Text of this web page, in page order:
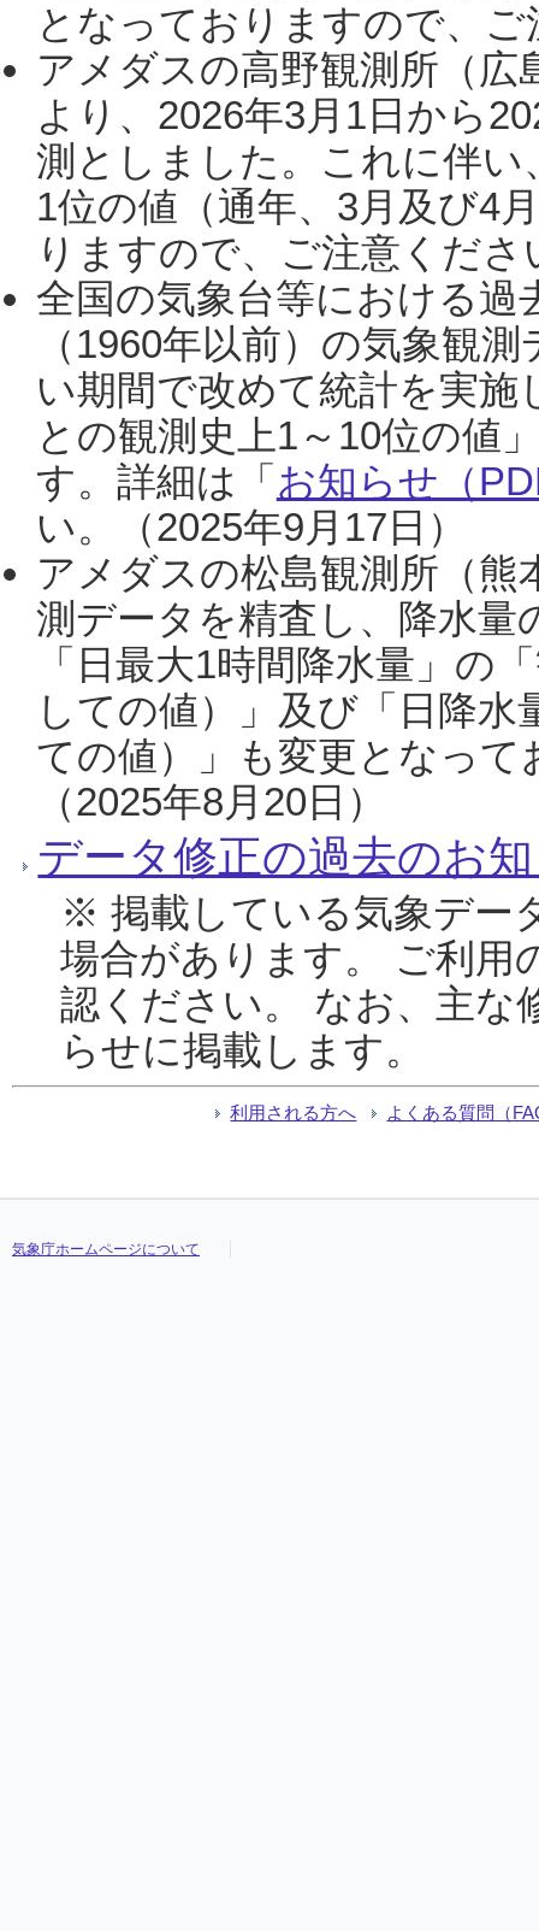
となっておりますので、
アメダスの高野観測所（
より、2026年3月1日から
測としました。これに伴い
1位の値（通年、3月及び4
りますので、ご注意くだ
全国の気象台等における過
（1960年以前）の気象観
い期間で改めて統計を実
との観測史上1～10位の値
す。詳細は「 お知らせ（
い。（2025年9月17日）
アメダスの松島観測所（熊
測データを精査し、降水
「日最大1時間降水量」の
しての値）」及び「日降
ての値）」も変更となっ
（2025年8月20日）
データ修正の過去のお
※ 掲載している気象デー
場合があります。 ご利用
認ください。 なお、主な
らせに掲載します。
利用される方へ よくある質問（
気象庁ホームページについて